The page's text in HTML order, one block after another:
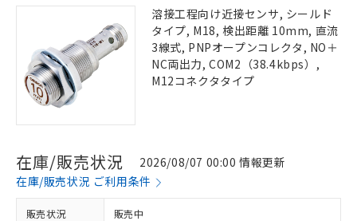
溶接工程向け近接センサ, シールド
タイプ, M18, 検出距離 10mm, 直流
3線式, PNPオープンコレクタ, NO＋
NC両出力, COM2（38.4kbps）,
M12コネクタタイプ
在庫/販売状況
2026/08/07 00:00 情報更新
在庫/販売状況 ご利用条件
販売状況 販売中